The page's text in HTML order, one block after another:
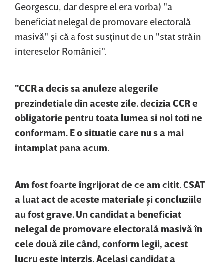
Georgescu, dar despre el era vorba) "a
beneficiat nelegal de promovare electorală
masivă" şi că a fost susţinut de un "stat străin
intereselor României".
"CCR a decis sa anuleze alegerile
prezindetiale din aceste zile. decizia CCR e
obligatorie pentru toata lumea si noi toti ne
conformam. E o situatie care nu s a mai
intamplat pana acum.
Am fost foarte îngrijorat de ce am citit. CSAT
a luat act de aceste materiale şi concluziile
au fost grave. Un candidat a beneficiat
nelegal de promovare electorală masivă în
cele două zile când, conform legii, acest
lucru este interzis. Acelaşi candidat a